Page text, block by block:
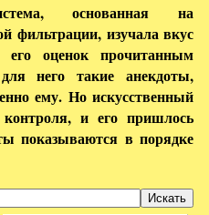
основанная на
фильтрации, изучала вкус
его оценок прочитанным
него такие анекдоты,
ему. Но искусственный
и его пришлось
показываются в порядке